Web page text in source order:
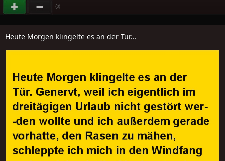
(0)
Heute Morgen klingelte es an der Tür...